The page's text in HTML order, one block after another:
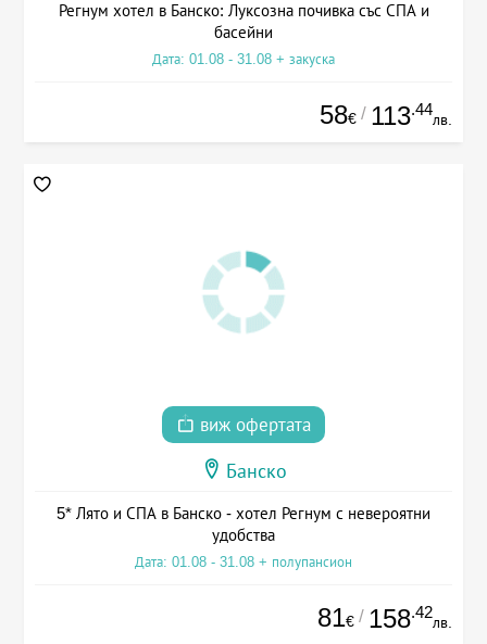
Регнум хотел в Банско: Луксозна почивка със СПА и
басейни
Дата: 01.08 - 31.08 + закуска
58€ / 113.44
лв.
виж офертата
Банско
5* Лято и СПА в Банско - хотел Регнум с невероятни
удобства
Дата: 01.08 - 31.08 + полупансион
81€ / 158.42
лв.